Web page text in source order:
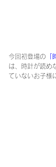
今回初登場の 「
は、時計が読め
ていないお子様